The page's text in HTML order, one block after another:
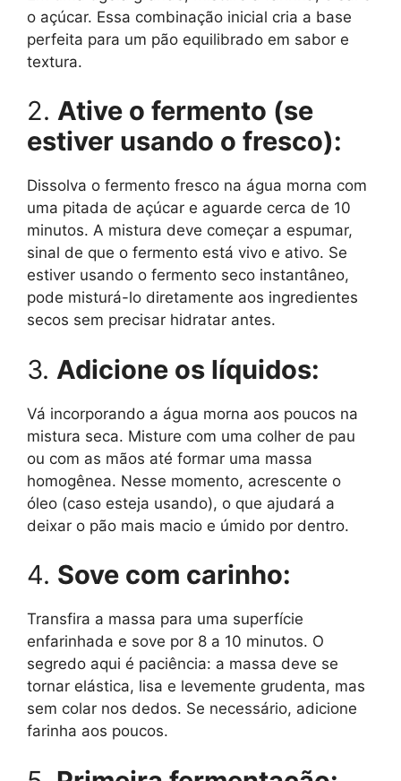
o açúcar. Essa combinação inicial cria a base
perfeita para um pão equilibrado em sabor e
textura.
2. Ative o fermento (se
estiver usando o fresco):
Dissolva o fermento fresco na água morna com
uma pitada de açúcar e aguarde cerca de 10
minutos. A mistura deve começar a espumar,
sinal de que o fermento está vivo e ativo. Se
estiver usando o fermento seco instantâneo,
pode misturá-lo diretamente aos ingredientes
secos sem precisar hidratar antes.
3. Adicione os líquidos:
Vá incorporando a água morna aos poucos na
mistura seca. Misture com uma colher de pau
ou com as mãos até formar uma massa
homogênea. Nesse momento, acrescente o
óleo (caso esteja usando), o que ajudará a
deixar o pão mais macio e úmido por dentro.
4. Sove com carinho:
Transfira a massa para uma superfície
enfarinhada e sove por 8 a 10 minutos. O
segredo aqui é paciência: a massa deve se
tornar elástica, lisa e levemente grudenta, mas
sem colar nos dedos. Se necessário, adicione
farinha aos poucos.